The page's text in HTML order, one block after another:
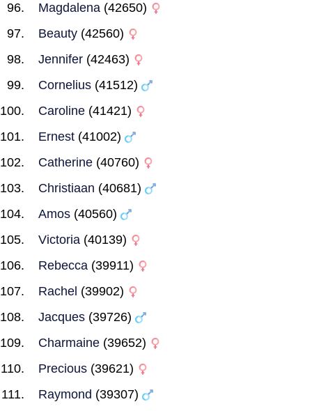
Magdalena (42650)
Beauty (42560)
Jennifer (42463)
Cornelius (41512)
Caroline (41421)
Ernest (41002)
Catherine (40760)
Christiaan (40681)
Amos (40560)
Victoria (40139)
Rebecca (39911)
Rachel (39902)
Jacques (39726)
Charmaine (39652)
Precious (39621)
Raymond (39307)